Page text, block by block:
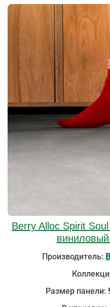
Berry Alloc Spirit
Производитель:
Размер панели: